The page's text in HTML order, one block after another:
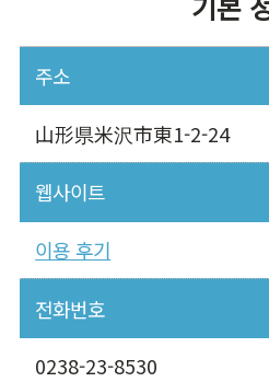
주소
山形県米沢市東1-2-24
웹사이트
이용 후기
전화번호
0238-23-8530